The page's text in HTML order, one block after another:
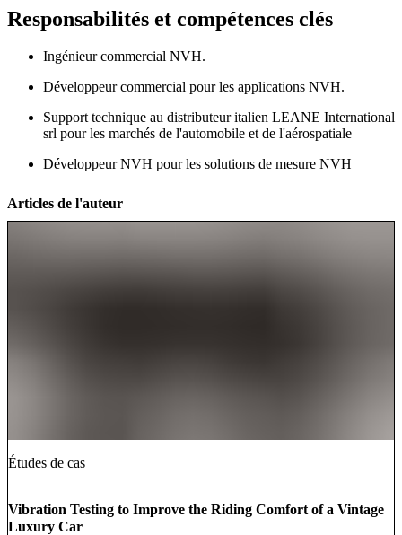
Responsabilités et compétences clés
Ingénieur commercial NVH.
Développeur commercial pour les applications NVH.
Support technique au distributeur italien LEANE International
srl pour les marchés de l'automobile et de l'aérospatiale
Développeur NVH pour les solutions de mesure NVH
Articles de l'auteur
Études de cas
Vibration Testing to Improve the Riding Comfort of a Vintage
Luxury Car